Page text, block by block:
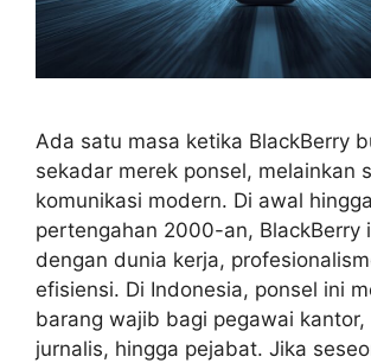
Ada satu masa ketika BlackBerry
sekadar merek ponsel, melainkan
komunikasi modern. Di awal hingga
pertengahan 2000-an, BlackBerry
dengan dunia kerja,
efisiensi. Di Indonesia, ponsel ini
barang wajib bagi pegawai kantor,
jurnalis, hingga pejabat. Jika